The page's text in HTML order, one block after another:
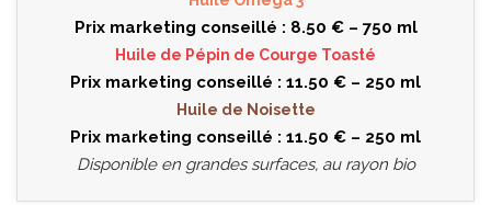
Prix marketing conseillé : 8.50 € – 750 ml
Huile de Pépin de Courge Toasté
Prix marketing conseillé : 11.50 € – 250 ml
Huile de Noisette
Prix marketing conseillé : 11.50 € – 250 ml
Disponible en grandes surfaces, au rayon bio